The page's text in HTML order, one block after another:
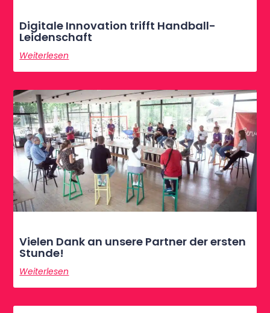
Digitale Innovation trifft Handball-
Leidenschaft
Weiterlesen
Vielen Dank an unsere Partner der ersten
Stunde!
Weiterlesen